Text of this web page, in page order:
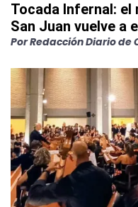
Tocada Infernal:
San Juan vuelve a
PorRedacción Diario de